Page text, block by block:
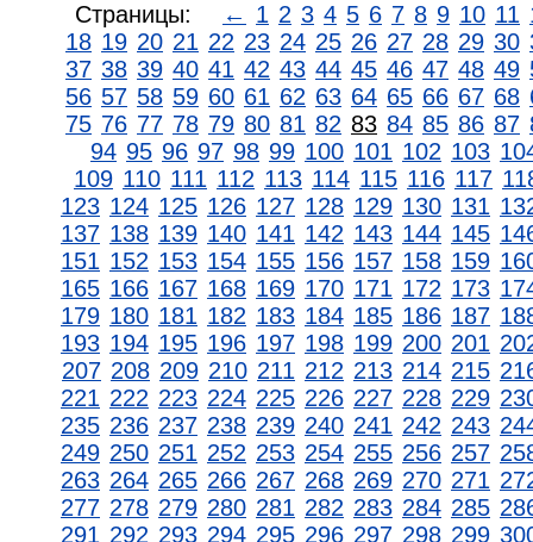
Страницы: ← 1 2 3 4 5 6 7 8 9 10 11
18 19 20 21 22 23 24 25 26 27 28 29 30
37 38 39 40 41 42 43 44 45 46 47 48 49
56 57 58 59 60 61 62 63 64 65 66 67 68
75 76 77 78 79 80 81 82 83 84 85 86 87
94 95 96 97 98 99 100 101 102 103
109 110 111 112 113 114 115 116 117
123 124 125 126 127 128 129 130 131
137 138 139 140 141 142 143 144 145
151 152 153 154 155 156 157 158 159
165 166 167 168 169 170 171 172 173
179 180 181 182 183 184 185 186 187
193 194 195 196 197 198 199 200 201
207 208 209 210 211 212 213 214 215
221 222 223 224 225 226 227 228 229
235 236 237 238 239 240 241 242 243
249 250 251 252 253 254 255 256 257
263 264 265 266 267 268 269 270 271
277 278 279 280 281 282 283 284 285
291 292 293 294 295 296 297 298 299